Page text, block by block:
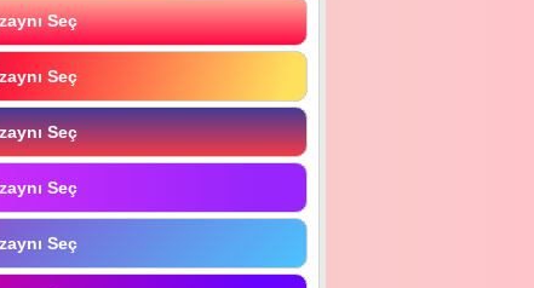
Seç
Seç
Seç
Seç
Seç